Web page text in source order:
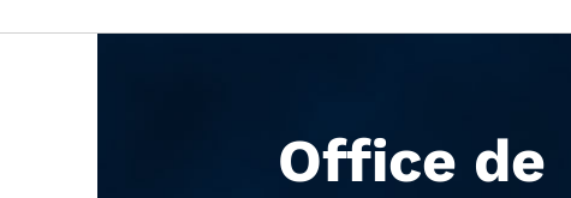
Office de